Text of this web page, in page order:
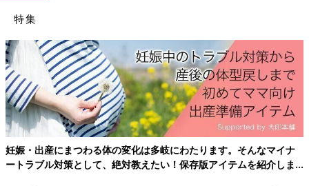
中学受験って大変なんです。
でもね、『本当に我が子を預けて大丈夫か？』を確認するために
は、どうしても実際に現地に足を運ばないといけないわけです
よ。
中学受験は結婚みたいなもんなんですが、今どき、結婚相手を写
真だけで選ぶ人はいないので、実際にお会いして相性を見るじゃ
ないですか？ それと同じですが、今は状況が状況。
なので、皆さんのアドバイスは正しい方法かと思います。
特集
妊娠・出産にまつわる体の変化は多岐にわたります。そんなマイナ
ートラブル対策として、絶対教えたい！保存版アイテムを紹介しま